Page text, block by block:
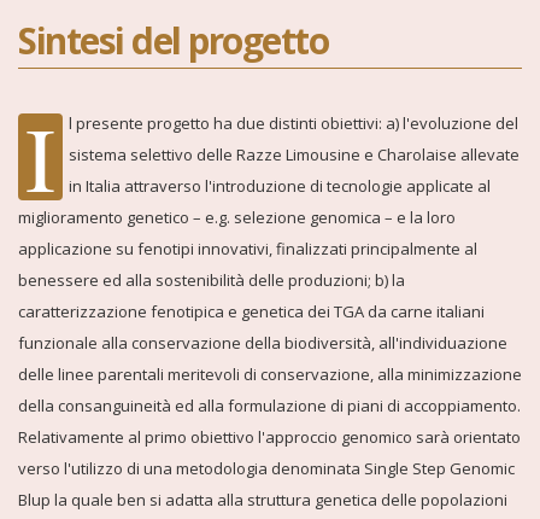
Sintesi del progetto
I
l presente progetto ha due distinti obiettivi: a) l'evoluzione del
sistema selettivo delle Razze Limousine e Charolaise allevate
in Italia attraverso l'introduzione di tecnologie applicate al
miglioramento genetico – e.g. selezione genomica – e la loro
applicazione su fenotipi innovativi, finalizzati principalmente al
benessere ed alla sostenibilità delle produzioni; b) la
caratterizzazione fenotipica e genetica dei TGA da carne italiani
funzionale alla conservazione della biodiversità, all'individuazione
delle linee parentali meritevoli di conservazione, alla minimizzazione
della consanguineità ed alla formulazione di piani di accoppiamento.
Relativamente al primo obiettivo l'approccio genomico sarà orientato
verso l'utilizzo di una metodologia denominata Single Step Genomic
Blup la quale ben si adatta alla struttura genetica delle popolazioni